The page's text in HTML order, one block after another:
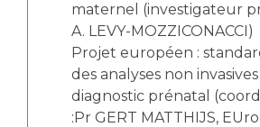
maternel (investigateur
A. LEVY-MOZZICONACCI)
Projet européen :
des analyses non
diagnostic prénatal
:Pr GERT MATTHIJS,